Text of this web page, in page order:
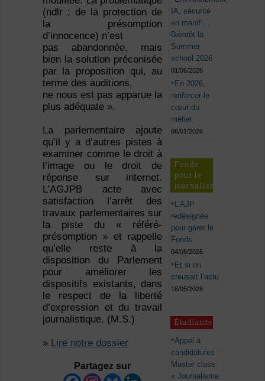
(ndlr : de la protection de
la présomption
d’innocence) n’est
pas abandonnée, mais
bien la solution préconisée
par la proposition qui, au
terme des auditions,
ne nous est pas apparue la
plus adéquate ».
La parlementaire ajoute
qu’il y a d’autres pistes à
examiner comme le droit à
l’image ou le droit de
réponse sur internet.
L’AGJPB acte avec
satisfaction l’arrêt des
travaux parlementaires sur
la piste du « référé-
présomption » et rappelle
qu’elle reste à la
disposition du Parlement
pour améliorer les
dispositifs existants, dans
le respect de la liberté
d’expression et du travail
journalistique. (M.S.)
» Lire notre dossier
Partagez sur
IA, sécurité
en manif’…
Bientôt la
Summer
school 2026
01/06/2026
En 2026,
renforcer le
cœur du
métier
06/01/2026
Fonds
pour le
journalisme
L’AJP
redésignée
pour gérer le
Fonds
04/08/2026
Et si on
creusait l’actu
18/05/2026
Étudiants
Appel à
candidatures :
Master class
« Journalisme